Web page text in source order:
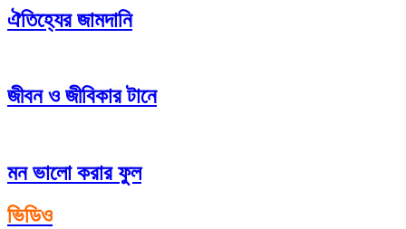
ঐতিহ্যের জামদানি
জীবন ও জীবিকার টানে
মন ভালো করার ফুল
ভিডিও